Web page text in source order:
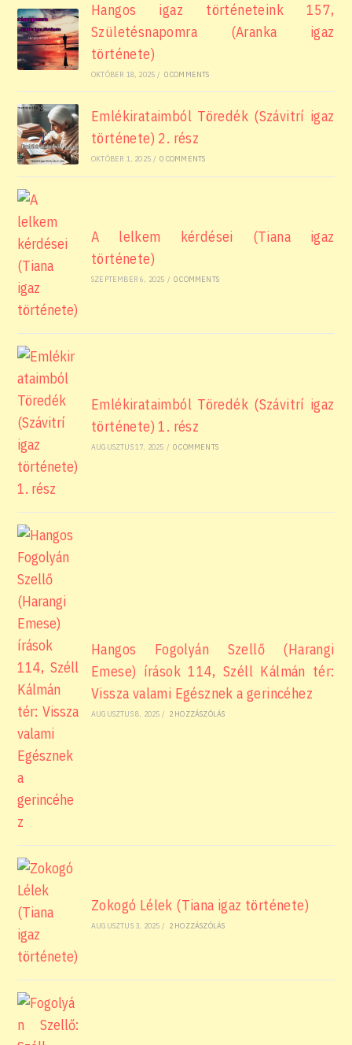
Hangos igaz történeteink 157,
Születésnapomra (Aranka igaz
története)
OKTÓBER 18, 2025 / 0 COMMENTS
Emlékirataimból Töredék (Szávitrí igaz
története) 2. rész
OKTÓBER 1, 2025 / 0 COMMENTS
A lelkem kérdései (Tiana igaz
története)
SZEPTEMBER 6, 2025 / 0 COMMENTS
Emlékirataimból Töredék (Szávitrí igaz
története) 1. rész
AUGUSZTUS 17, 2025 / 0 COMMENTS
Hangos Fogolyán Szellő (Harangi
Emese) írások 114, Széll Kálmán tér:
Vissza valami Egésznek a gerincéhez
AUGUSZTUS 8, 2025 / 2 HOZZÁSZÓLÁS
Zokogó Lélek (Tiana igaz története)
AUGUSZTUS 3, 2025 / 2 HOZZÁSZÓLÁS